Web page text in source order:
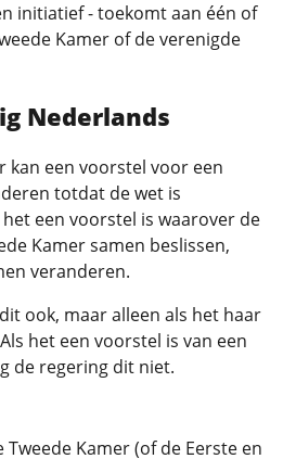
initiatief - toekomt aan één of
Kamer of de verenigde
Nederlands
kan een voorstel voor een
totdat de wet is
een voorstel is waarover de
Kamer samen beslissen,
veranderen.
ook, maar alleen als het haar
het een voorstel is van een
de regering dit niet.
Kamer (of de Eerste en